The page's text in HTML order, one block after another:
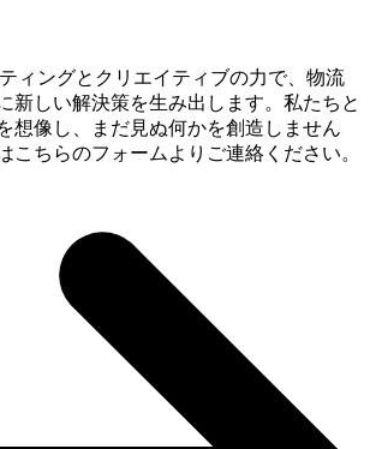
ィングとクリエイティブの力で、物流
新しい解決策を生み出します。私たちと
想像し、まだ見ぬ何かを創造しません
こちらのフォームよりご連絡ください。